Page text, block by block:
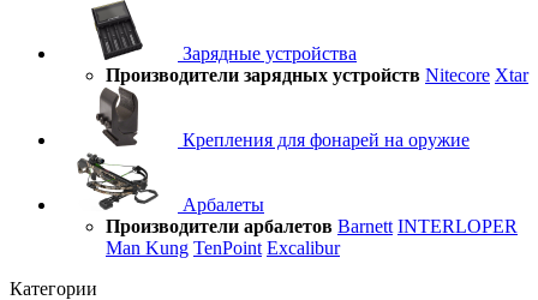
Зарядные устройства
Производители зарядных устройств Nitecore Xtar
Крепления для фонарей на оружие
Арбалеты
Производители арбалетов Barnett INTERLOPER
Man Kung TenPoint Excalibur
Категории